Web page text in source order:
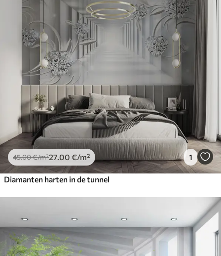
45.00€/m²27.00 €/m² 1
Diamanten harten in de tunnel